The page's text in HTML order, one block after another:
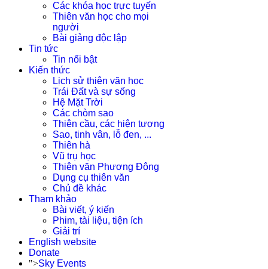
Các khóa học trực tuyến
Thiên văn học cho mọi
người
Bài giảng độc lập
Tin tức
Tin nổi bật
Kiến thức
Lịch sử thiên văn học
Trái Đất và sự sống
Hệ Mặt Trời
Các chòm sao
Thiên cầu, các hiện tượng
Sao, tinh vân, lỗ đen, ...
Thiên hà
Vũ trụ học
Thiên văn Phương Đông
Dụng cụ thiên văn
Chủ đề khác
Tham khảo
Bài viết, ý kiến
Phim, tài liệu, tiện ích
Giải trí
English website
Donate
">Sky Events